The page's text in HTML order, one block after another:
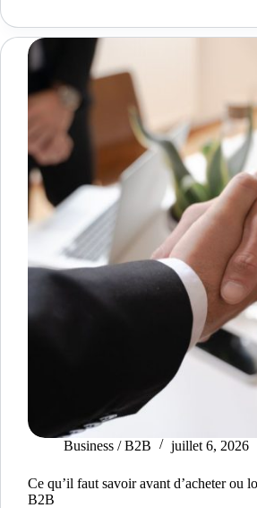
Business / B2B juillet 6, 2026
Ce qu’il faut savoir avant d’acheter ou
B2B